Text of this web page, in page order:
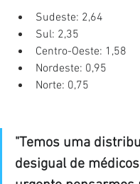
Sudeste: 2,64
Sul: 2,35
Centro-Oeste: 1,58
Nordeste: 0,95
Norte: 0,75
"Temos uma
desigual de